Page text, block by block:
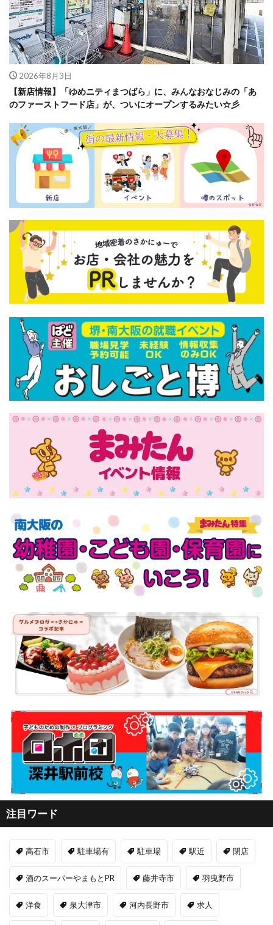
2026年8月3日
【新店情報】「ゆめニティまつばら」に、みんなおなじみの「あ
のファーストフード店」が、ついにオープンするみたい☆彡
注目ワード
高石市 駐車場有 駐車場 駅近 閉店
酒のスーパーやまもとPR 藤井寺市 羽曳野市
洋食 泉大津市 河内長野市 求人